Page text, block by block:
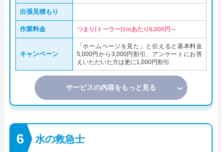
出張見積もり
作業料金 つまり(トーラー)1mあたり6,000円～
キャンペーン
「ホームページを見た」と伝えると基本料金
5,000円から3,000円割引、アンケートにお答
えいただいた方は更に1,000円割引
サービスの内容をもっと見る
水の救急士